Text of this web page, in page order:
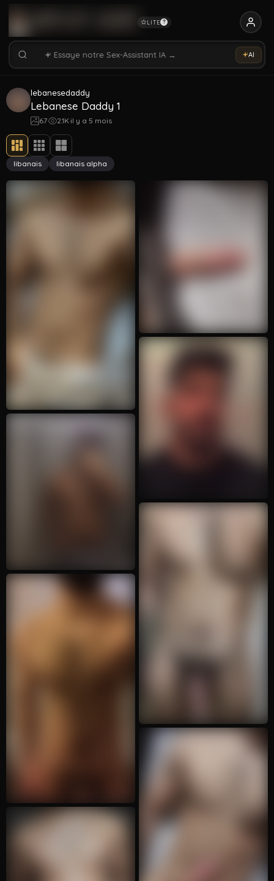
LITE ?
Rechercher parmi 5352 vidéos
AI
lebanesedaddy
Lebanese Daddy 1
67· 2.1K·il y a 5 mois
libanais libanais alpha